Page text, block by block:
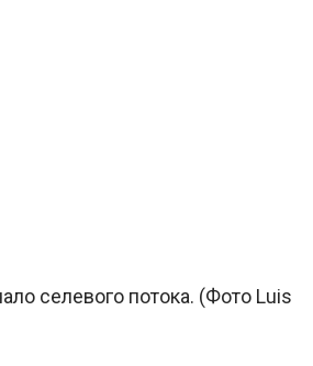
селевого потока. (Фото Luis